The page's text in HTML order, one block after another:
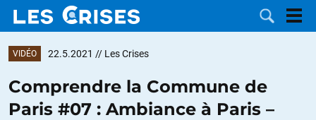
VIDÉO 22.5.2021 // Les Crises
Comprendre la Commune de
Paris #07 : Ambiance à Paris –